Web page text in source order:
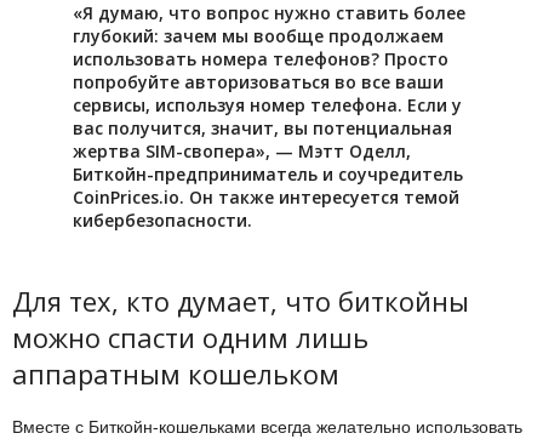
«Я думаю, что вопрос нужно ставить более
глубокий: зачем мы вообще продолжаем
использовать номера телефонов? Просто
попробуйте авторизоваться во все ваши
сервисы, используя номер телефона. Если у
вас получится, значит, вы потенциальная
жертва SIM-свопера», — Мэтт Оделл,
Биткойн-предприниматель и соучредитель
CoinPrices.io. Он также интересуется темой
кибербезопасности.
Для тех, кто думает, что биткойны
можно спасти одним лишь
аппаратным кошельком
Вместе с Биткойн-кошельками всегда желательно использовать